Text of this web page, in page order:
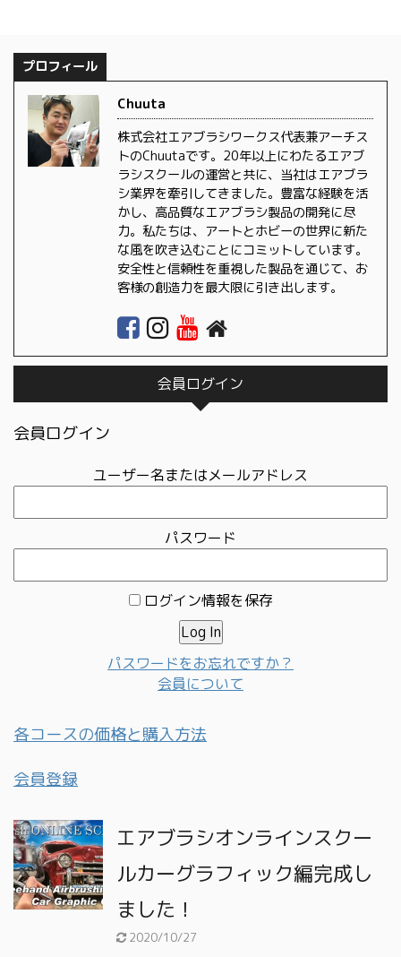
プロフィール
Chuuta
株式会社エアブラシワークス代表兼アーチス
トのChuutaです。20年以上にわたるエアブ
ラシスクールの運営と共に、当社はエアブラ
シ業界を牽引してきました。豊富な経験を活
かし、高品質なエアブラシ製品の開発に尽
力。私たちは、アートとホビーの世界に新た
な風を吹き込むことにコミットしています。
安全性と信頼性を重視した製品を通じて、お
客様の創造力を最大限に引き出します。
会員ログイン
会員ログイン
ユーザー名またはメールアドレス
パスワード
ログイン情報を保存
パスワードをお忘れですか？
会員について
各コースの価格と購入方法
会員登録
エアブラシオンラインスクー
ルカーグラフィック編完成し
ました！
2020/10/27